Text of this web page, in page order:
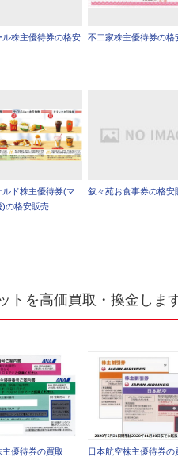
ル株主優待券の格安
不二家株主優待券の格
ルド株主優待券(マ
)の格安販売
叙々苑お食事券の格安
トを高価買取・換金しま
主優待券の買取 日本航空株主優待券の